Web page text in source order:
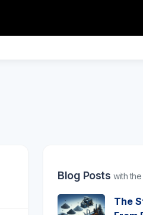
Blog Postswith
The